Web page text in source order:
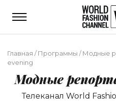
Главная /Программы /Модные
evening
Модные
Телеканал World